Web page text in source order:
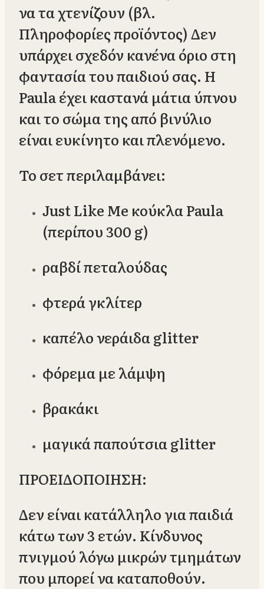
να τα χτενίζουν (βλ.
Πληροφορίες προϊόντος) Δεν
υπάρχει σχεδόν κανένα όριο στη
φαντασία του παιδιού σας. Η
Paula έχει καστανά μάτια ύπνου
και το σώμα της από βινύλιο
είναι ευκίνητο και πλενόμενο.
Το σετ περιλαμβάνει:
Just Like Me κούκλα Paula
(περίπου 300 g)
ραβδί πεταλούδας
φτερά γκλίτερ
καπέλο νεράιδα glitter
φόρεμα με λάμψη
βρακάκι
μαγικά παπούτσια glitter
ΠΡΟΕΙΔΟΠΟΙΗΣΗ:
Δεν είναι κατάλληλο για παιδιά
κάτω των 3 ετών. Κίνδυνος
πνιγμού λόγω μικρών τμημάτων
που μπορεί να καταποθούν.